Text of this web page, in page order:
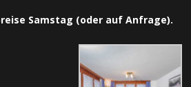
Samstag (oder auf Anfrage).